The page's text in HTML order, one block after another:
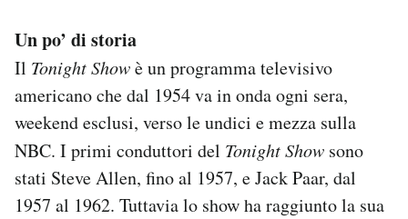
Un po’ di storia
Il Tonight Showè un programma televisivo
americano che dal 1954 va in onda ogni sera,
weekend esclusi, verso le undici e mezza sulla
NBC. I primi conduttori del Tonight Show sono
stati Steve Allen, fino al 1957, e Jack Paar, dal
1957 al 1962. Tuttavia lo show ha raggiunto la sua